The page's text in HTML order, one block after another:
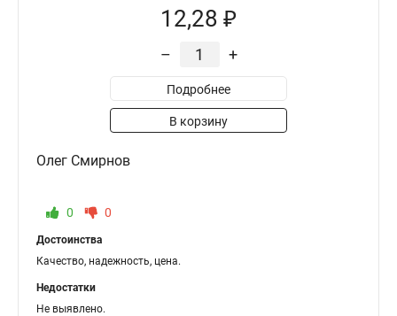
12,28 ₽
– +
Подробнее
В корзину
Олег Смирнов
0 0
Достоинства
Качество, надежность, цена.
Недостатки
Не выявлено.